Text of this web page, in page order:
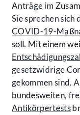
Anträge im
Sie sprechen sich
COVID-19-
soll. Mit einem
gesetzwidrige
gekommen sind.
bundesweiten,
Antikörpertests